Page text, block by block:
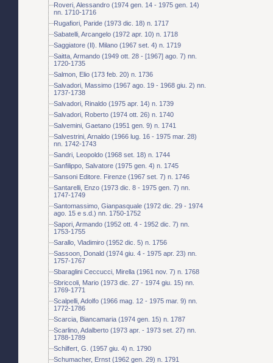
Roveri, Alessandro (1974 gen. 14 - 1975 gen. 14)
nn. 1710-1716
Rugafiori, Paride (1973 dic. 18) n. 1717
Sabatelli, Arcangelo (1972 apr. 10) n. 1718
Saggiatore (Il). Milano (1967 set. 4) n. 1719
Saitta, Armando (1949 ott. 28 - [1967] ago. 7) nn.
1720-1735
Salmon, Elio (173 feb. 20) n. 1736
Salvadori, Massimo (1967 ago. 19 - 1968 giu. 2) nn.
1737-1738
Salvadori, Rinaldo (1975 apr. 14) n. 1739
Salvadori, Roberto (1974 ott. 26) n. 1740
Salvemini, Gaetano (1951 gen. 9) n. 1741
Salvestrini, Arnaldo (1966 lug. 16 - 1975 mar. 28)
nn. 1742-1743
Sandri, Leopoldo (1968 set. 18) n. 1744
Sanfilippo, Salvatore (1975 gen. 4) n. 1745
Sansoni Editore. Firenze (1967 set. 7) n. 1746
Santarelli, Enzo (1973 dic. 8 - 1975 gen. 7) nn.
1747-1749
Santomassimo, Gianpasquale (1972 dic. 29 - 1974
ago. 15 e s.d.) nn. 1750-1752
Sapori, Armando (1952 ott. 4 - 1952 dic. 7) nn.
1753-1755
Sarallo, Vladimiro (1952 dic. 5) n. 1756
Sassoon, Donald (1974 giu. 4 - 1975 apr. 23) nn.
1757-1767
Sbaraglini Ceccucci, Mirella (1961 nov. 7) n. 1768
Sbriccoli, Mario (1973 dic. 27 - 1974 giu. 15) nn.
1769-1771
Scalpelli, Adolfo (1966 mag. 12 - 1975 mar. 9) nn.
1772-1786
Scarcia, Biancamaria (1974 gen. 15) n. 1787
Scarlino, Adalberto (1973 apr. - 1973 set. 27) nn.
1788-1789
Schilfert, G. (1957 giu. 4) n. 1790
Schumacher, Ernst (1962 gen. 29) n. 1791